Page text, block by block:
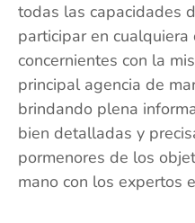
todas las capacidades
participar en
concernientes con la
principal agencia de
brindando plena
bien detalladas y
pormenores de los
mano con los expertos